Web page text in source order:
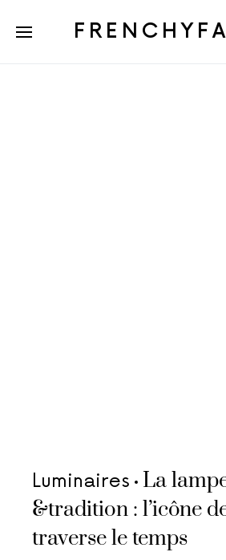
Luminaires
La
&tradition : l’icône
traverse le temps